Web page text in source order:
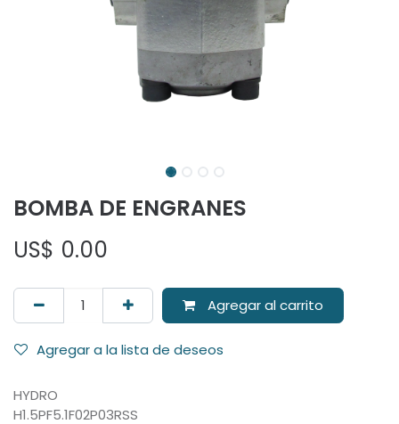
BOMBA DE ENGRANES
US$ 0.00
Agregar al carrito
Agregar a la lista de deseos
HYDRO
H1.5PF5.1F02P03RSS